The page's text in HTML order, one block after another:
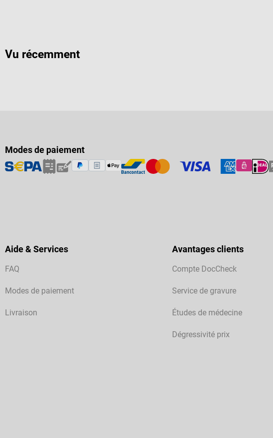
Vu récemment
Modes de paiement
Aide & Services
FAQ
Modes de paiement
Livraison
Avantages clients
Compte DocCheck
Service de gravure
Études de médecine
Dégressivité prix